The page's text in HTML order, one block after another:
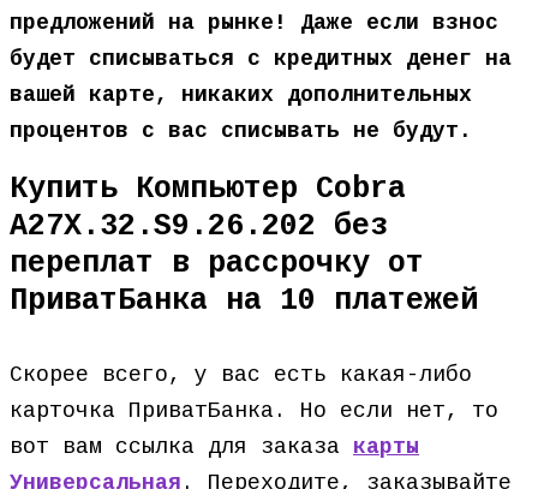
предложений на рынке! Даже если взнос
будет списываться с кредитных денег на
вашей карте, никаких дополнительных
процентов с вас списывать не будут.
Купить Компьютер Cobra
A27X.32.S9.26.202 без
переплат в рассрочку от
ПриватБанка на 10 платежей
Скорее всего, у вас есть какая-либо
карточка ПриватБанка. Но если нет, то
вот вам ссылка для заказа карты
Универсальная . Переходите, заказывайте